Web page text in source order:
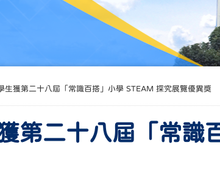
生獲第二十八屆「常識百搭」小學 STEAM 探究展覽優異獎
第二十八屆「常識